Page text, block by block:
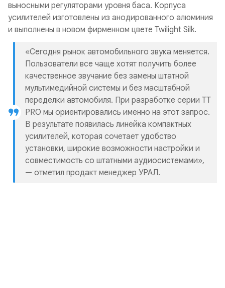
выносными регуляторами уровня баса. Корпуса
усилителей изготовлены из анодированного алюминия
и выполнены в новом фирменном цвете Twilight Silk.
«Сегодня рынок автомобильного звука меняется.
Пользователи все чаще хотят получить более
качественное звучание без замены штатной
мультимедийной системы и без масштабной
переделки автомобиля. При разработке серии TT
PRO мы ориентировались именно на этот запрос.
В результате появилась линейка компактных
усилителей, которая сочетает удобство
установки, широкие возможности настройки и
совместимость со штатными аудиосистемами»,
— отметил продакт менеджер УРАЛ.